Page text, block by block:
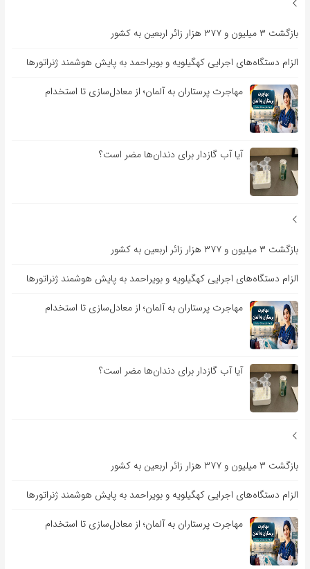
بازگشت ۳ میلیون و ۳۷۷ هزار زائر اربعین به کشور
الزام دستگاه‌های اجرایی کهگیلویه و بویراحمد به پایش هوشمند ژنراتورها
مهاجرت پرستاران به آلمان؛ از معادل‌سازی تا استخدام
آیا آب گازدار برای دندان‌ها مضر است؟
بازگشت ۳ میلیون و ۳۷۷ هزار زائر اربعین به کشور
الزام دستگاه‌های اجرایی کهگیلویه و بویراحمد به پایش هوشمند ژنراتورها
مهاجرت پرستاران به آلمان؛ از معادل‌سازی تا استخدام
آیا آب گازدار برای دندان‌ها مضر است؟
بازگشت ۳ میلیون و ۳۷۷ هزار زائر اربعین به کشور
الزام دستگاه‌های اجرایی کهگیلویه و بویراحمد به پایش هوشمند ژنراتورها
مهاجرت پرستاران به آلمان؛ از معادل‌سازی تا استخدام